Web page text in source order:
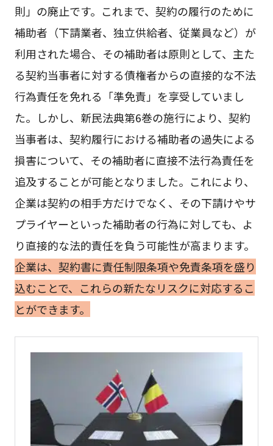
則」の廃止です。これまで、契約の履行のために
補助者（下請業者、独立供給者、従業員など）が
利用された場合、その補助者は原則として、主た
る契約当事者に対する債権者からの直接的な不法
行為責任を免れる「準免責」を享受していまし
た。しかし、新民法典第6巻の施行により、契約
当事者は、契約履行における補助者の過失による
損害について、その補助者に直接不法行為責任を
追及することが可能となりました。これにより、
企業は契約の相手方だけでなく、その下請けやサ
プライヤーといった補助者の行為に対しても、よ
り直接的な法的責任を負う可能性が高まります。
企業は、契約書に責任制限条項や免責条項を盛り
込むことで、これらの新たなリスクに対応するこ
とができます。